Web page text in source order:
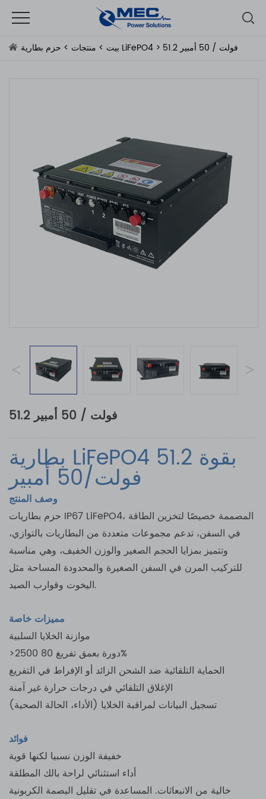
بيت > منتجات > حزم بطارية LiFePO4 > 51.2 فولت / 50 أمبير
< >
51.2 فولت / 50 أمبير
بطارية LiFePO4 بقوة 51.2
فولت/50 أمبير
وصف المنتج
حزم بطاريات IP67 LiFePO4، المصممة خصيصًا لتخزين الطاقة
في السفن، تدعم مجموعات متعددة من البطاريات بالتوازي،
وتتميز بمزايا الحجم الصغير والوزن الخفيف، وهي مناسبة
للتركيب المرن في السفن الصغيرة والمحدودة المساحة مثل
اليخوت وقوارب الصيد.
مميزات خاصة
موازنة الخلايا السلبية
>2500 دورة بعمق تفريغ 80%
الحماية التلقائية ضد الشحن الزائد أو الإفراط في التفريغ
الإغلاق التلقائي في درجات حرارة غير آمنة
تسجيل البيانات لمراقبة الخلايا (الأداء، الحالة الصحية)
فوائد
خفيفة الوزن نسبيا لكنها قوية
أداء استثنائي لراحة بالك المطلقة
خالية من الانبعاثات. المساعدة في تقليل البصمة الكربونية